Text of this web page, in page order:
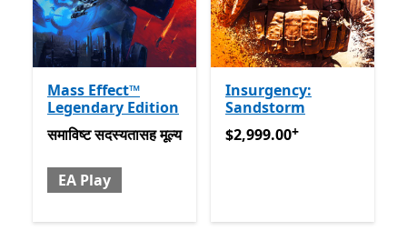
Mass Effect™
Legendary Edition
समाविष्ट सदस्यतासह मूल्य EA Play
समाविष्टसदस्यतासह मूल्य
EA Play
Insurgency:
Sandstorm
$2,999.00अॅप खरेदीमधले
$2,999.00+